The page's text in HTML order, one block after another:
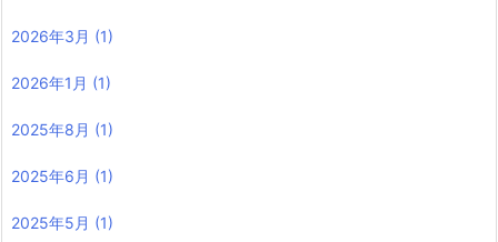
2026年3月 (1)
2026年1月 (1)
2025年8月 (1)
2025年6月 (1)
2025年5月 (1)